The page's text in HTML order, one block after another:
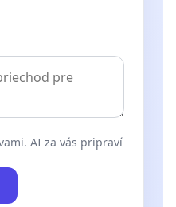
AI za vás pripraví